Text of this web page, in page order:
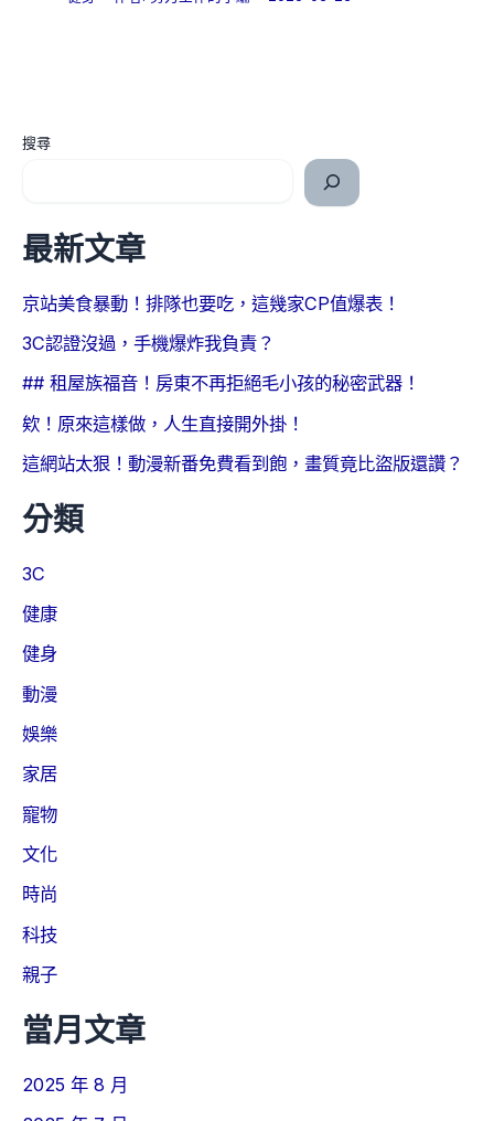
搜尋
最新文章
京站美食暴動！排隊也要吃，這幾家CP值爆表！
3C認證沒過，手機爆炸我負責？
## 租屋族福音！房東不再拒絕毛小孩的秘密武器！
欸！原來這樣做，人生直接開外掛！
這網站太狠！動漫新番免費看到飽，畫質竟比盜版還讚？
分類
3C
健康
健身
動漫
娛樂
家居
寵物
文化
時尚
科技
親子
當月文章
2025 年 8 月